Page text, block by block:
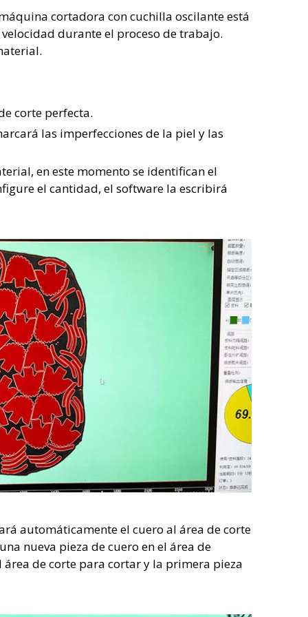
cortadora con cuchilla oscilante está
durante el proceso de trabajo.
corte perfecta.
las imperfecciones de la piel y las
en este momento se identifican el
el cantidad, el software la escribirá
automáticamente el cuero al área de corte
nueva pieza de cuero en el área de
de corte para cortar y la primera pieza